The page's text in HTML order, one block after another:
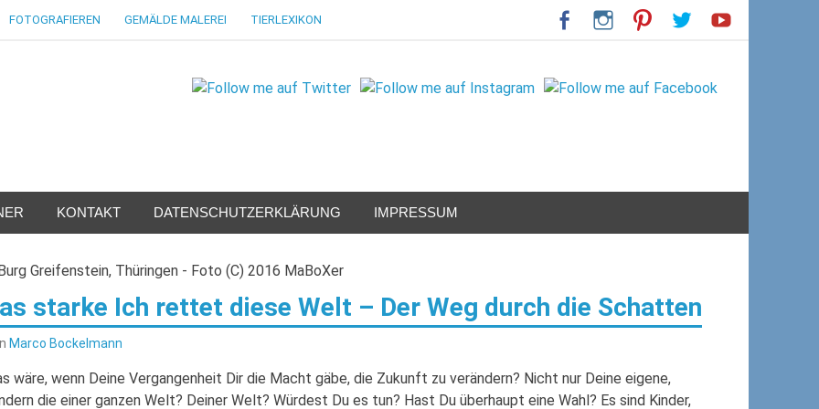
FOTOGRAFIEREN GEMÄLDE MALEREI TIERLEXIKON
KONTAKT DATENSCHUTZERKLÄRUNG IMPRESSUM
starke Ich rettet diese Welt – Der Weg durch die Schatten
Marco Bockelmann
wäre, wenn Deine Vergangenheit Dir die Macht gäbe, die Zukunft zu verändern? Nicht nur Deine eigene,
die einer ganzen Welt? Deiner Welt? Würdest Du es tun? Hast Du überhaupt eine Wahl? Es sind Kinder,